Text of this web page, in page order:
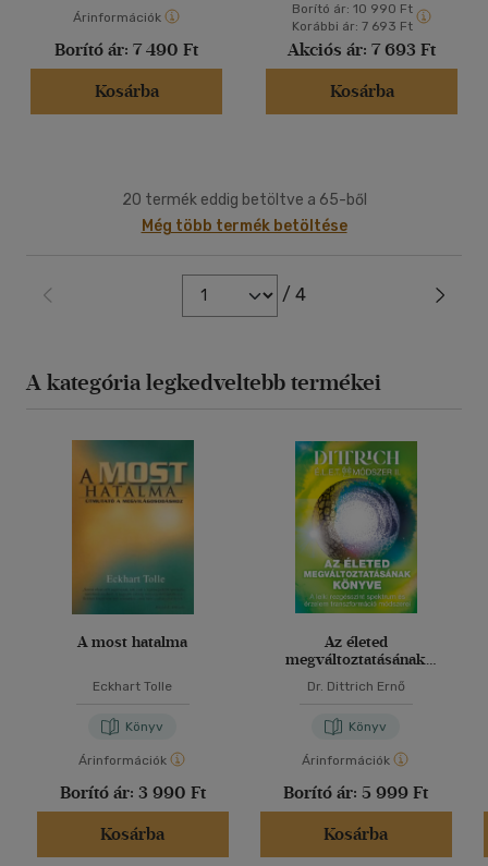
Árinformációk
Borító ár: 7 490 Ft
Kosárba
Borító ár: 10 990 Ft
Korábbi ár: 7 693 Ft
Akciós ár: 7 693 Ft
Kosárba
20 termék eddig betöltve a 65-ből
Még több termék betöltése
/ 4
A kategória legkedveltebb termékei
A most hatalma
Eckhart Tolle
Könyv
Árinformációk
Borító ár: 3 990 Ft
Kosárba
Az életed
megváltoztatásának
Dr. Dittrich Ernő
Könyv
Árinformációk
Borító ár: 5 999 Ft
Kosárba